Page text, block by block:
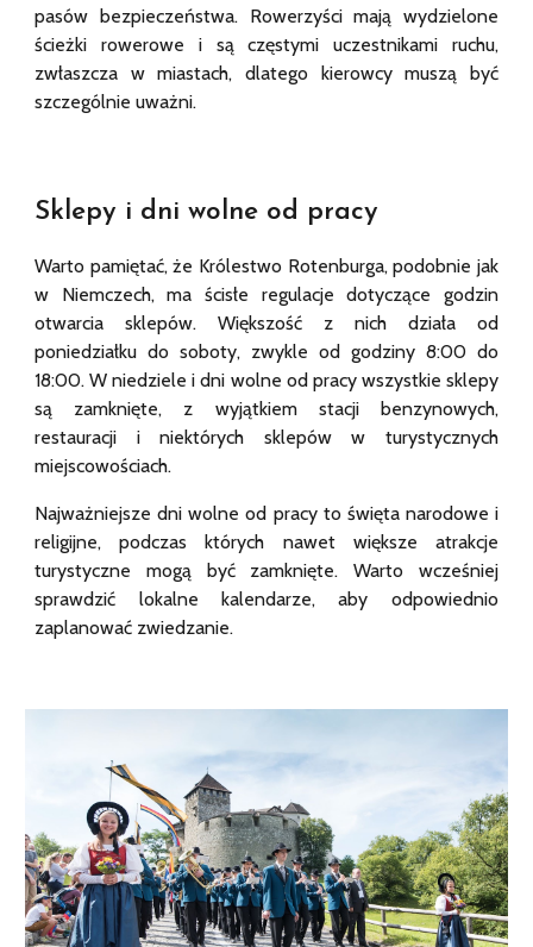
pasów bezpieczeństwa. Rowerzyści mają wydzielone
ścieżki rowerowe i są częstymi uczestnikami ruchu,
zwłaszcza w miastach, dlatego kierowcy muszą być
szczególnie uważni.
Sklepy i dni wolne od pracy
Warto pamiętać, że Królestwo Rotenburga, podobnie jak
w Niemczech, ma ścisłe regulacje dotyczące godzin
otwarcia sklepów. Większość z nich działa od
poniedziałku do soboty, zwykle od godziny 8:00 do
18:00. W niedziele i dni wolne od pracy wszystkie sklepy
są zamknięte, z wyjątkiem stacji benzynowych,
restauracji i niektórych sklepów w turystycznych
miejscowościach.
Najważniejsze dni wolne od pracy to święta narodowe i
religijne, podczas których nawet większe atrakcje
turystyczne mogą być zamknięte. Warto wcześniej
sprawdzić lokalne kalendarze, aby odpowiednio
zaplanować zwiedzanie.